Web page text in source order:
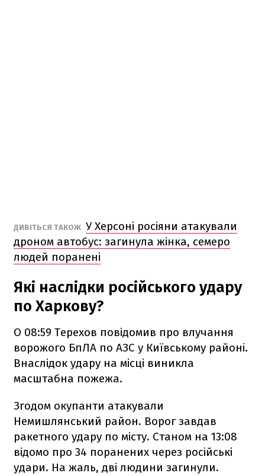
ДИВІТЬСЯ ТАКОЖ У Херсоні росіяни атакували
дроном автобус: загинула жінка, семеро
людей поранені
Які наслідки російського удару
по Харкову?
О 08:59 Терехов повідомив про влучання
ворожого БпЛА по АЗС у Київському районі.
Внаслідок удару на місці виникла
масштабна пожежа.
Згодом окупанти атакували
Немишлянський район. Ворог завдав
ракетного удару по місту. Станом на 13:08
відомо про 34 поранених через російські
удари. На жаль, дві людини загинули.